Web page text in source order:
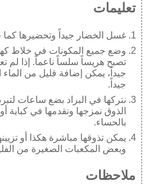
تعليمات
غسل الخضار جيداً وتحضيرها كما
وضع جميع المكونات في خلاط
تصبح هريساً سلساً ناعماً. إذا لم
جيداً، يمكن إضافة قليل من الماء
جيداً.
نتركها في البراد بضع ساعات
الذوق نمزجها ونقدمها في
بالحساء.
يمكن تذوقها مباشرة هكذا أو
وبعض المكعبات الصغيرة من
ملاحظات